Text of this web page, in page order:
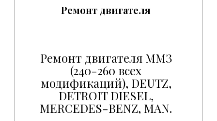
Ремонт двигателя
Ремонт двигателя ММЗ
(240-260 всех
модификаций), DEUTZ,
DETROIT DIESEL,
MERCEDES-BENZ, MAN.